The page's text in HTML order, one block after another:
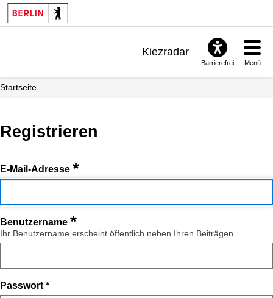
Kiezradar
Barrierefrei Menü
Startseite
Registrieren
E-Mail-Adresse *
Benutzername *
Ihr Benutzername erscheint öffentlich neben Ihren Beiträgen.
Passwort *